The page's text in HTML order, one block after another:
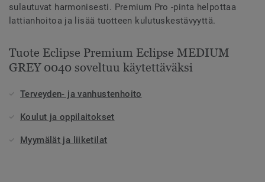
sulautuvat harmonisesti. Premium Pro -pinta helpottaa
lattianhoitoa ja lisää tuotteen kulutuskestävyyttä.
Tuote Eclipse Premium Eclipse MEDIUM
GREY 0040 soveltuu käytettäväksi
Terveyden- ja vanhustenhoito
Koulut ja oppilaitokset
Myymälät ja liiketilat